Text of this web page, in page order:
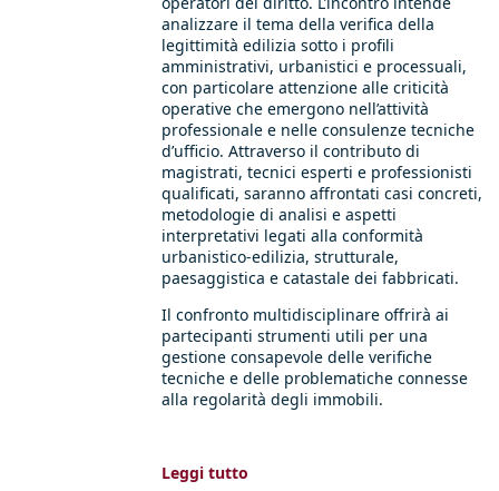
analizzare il tema della verifica della
legittimità edilizia sotto i profili
amministrativi, urbanistici e processuali,
con particolare attenzione alle criticità
operative che emergono nell’attività
professionale e nelle consulenze tecniche
d’ufficio. Attraverso il contributo di
magistrati, tecnici esperti e professionisti
qualificati, saranno affrontati casi concreti,
metodologie di analisi e aspetti
interpretativi legati alla conformità
urbanistico-edilizia, strutturale,
paesaggistica e catastale dei fabbricati.
Il confronto multidisciplinare offrirà ai
partecipanti strumenti utili per una
gestione consapevole delle verifiche
tecniche e delle problematiche connesse
alla regolarità degli immobili.
Leggi tutto